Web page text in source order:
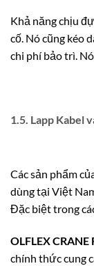
Khả năng chịu
cố. Nó cũng kéo
chi phí bảo trì.
1.5. Lapp Kabel
Các sản phẩm
dùng tại Việt
Đặc biệt trong
OLFLEX CRANE
chính thức cung